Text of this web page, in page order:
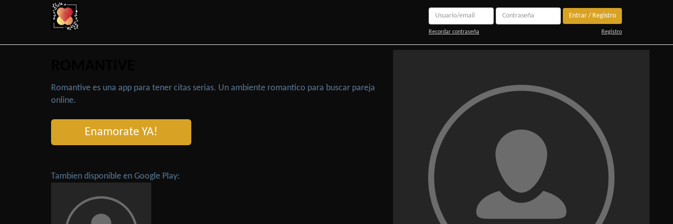
Entrar / Registro
Recordar contraseña Registro
Romantive es una app para tener citas serias. Un ambiente romantico para buscar pareja
online.
Enamorate YA!
Tambien disponible en Google Play: